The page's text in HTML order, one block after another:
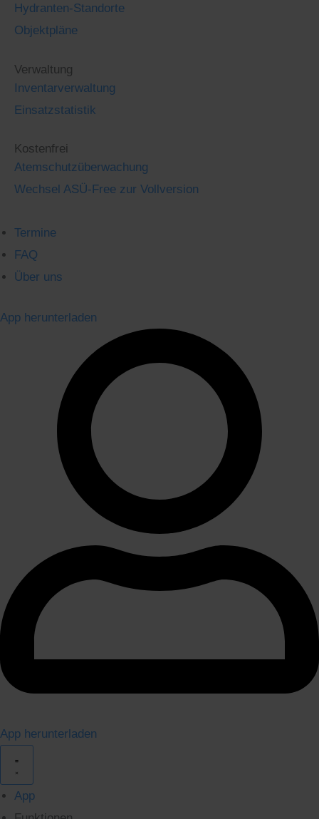
Hydranten-Standorte
Objektpläne
Verwaltung
Inventarverwaltung
Einsatzstatistik
Kostenfrei
Atemschutzüberwachung
Wechsel ASÜ-Free zur Vollversion
Termine
FAQ
Über uns
App herunterladen
App herunterladen
App